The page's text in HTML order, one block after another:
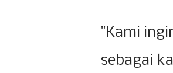
"Kami
sebagai